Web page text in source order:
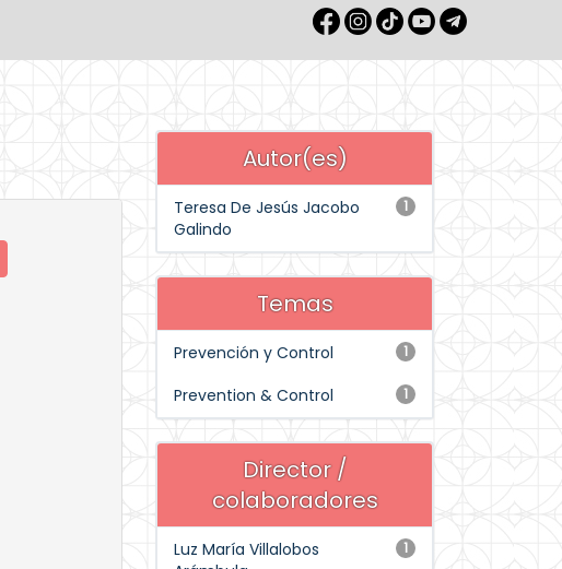
Autor(es)
1
Teresa De Jesús Jacobo
Galindo
Temas
1
Prevención y Control
1
Prevention & Control
Director /
colaboradores
1
Luz María Villalobos